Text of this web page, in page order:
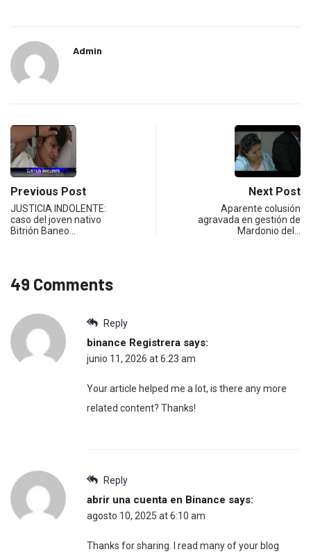
Admin
Previous Post
JUSTICIA INDOLENTE:
caso del joven nativo
Bitrión Baneo…
Next Post
Aparente colusión
agravada en gestión de
Mardonio del…
49 Comments
Reply
binance Registrera says:
junio 11, 2026 at 6:23 am
Your article helped me a lot, is there any more
related content? Thanks!
Reply
abrir una cuenta en Binance says:
agosto 10, 2025 at 6:10 am
Thanks for sharing. I read many of your blog